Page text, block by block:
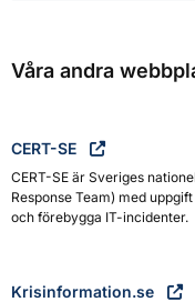
Våra andra
CERT-SE
CERT-SE är Sveriges
Response Team) med
och förebygga IT-incidenter.
Krisinformation.se